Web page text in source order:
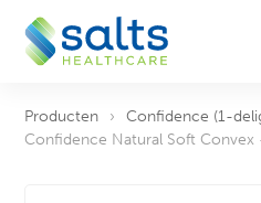
Producten Confidence (1-
Confidence Natural Soft
Ik ontvang graag een gratis
4